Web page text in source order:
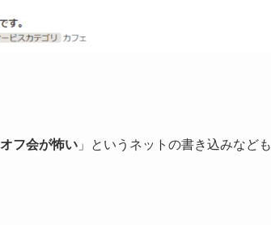
オフ会が怖い 」というネットの書き込みなども